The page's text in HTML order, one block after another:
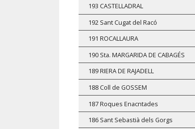
193 CASTELLADRAL
192 Sant Cugat del Racó
191 ROCALLAURA
190 Sta. MARGARIDA DE CABAGÉS
189 RIERA DE RAJADELL
188 Coll de GOSSEM
187 Roques Enacntades
186 Sant Sebastià dels Gorgs